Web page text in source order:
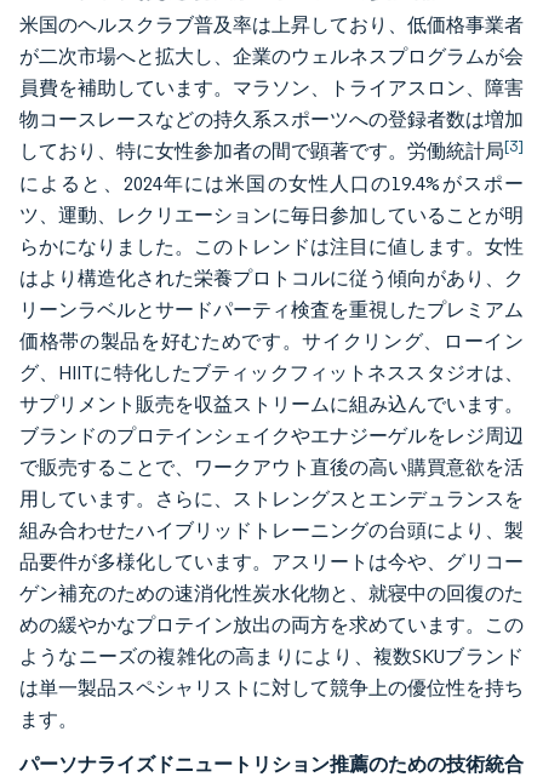
米国のヘルスクラブ普及率は上昇しており、低価格事業者
が二次市場へと拡大し、企業のウェルネスプログラムが会
員費を補助しています。マラソン、トライアスロン、障害
物コースレースなどの持久系スポーツへの登録者数は増加
しており、特に女性参加者の間で顕著です。労働統計局[3]
によると、2024年には米国の女性人口の19.4%がスポー
ツ、運動、レクリエーションに毎日参加していることが明
らかになりました。このトレンドは注目に値します。女性
はより構造化された栄養プロトコルに従う傾向があり、ク
リーンラベルとサードパーティ検査を重視したプレミアム
価格帯の製品を好むためです。サイクリング、ローイン
グ、HIITに特化したブティックフィットネススタジオは、
サプリメント販売を収益ストリームに組み込んでいます。
ブランドのプロテインシェイクやエナジーゲルをレジ周辺
で販売することで、ワークアウト直後の高い購買意欲を活
用しています。さらに、ストレングスとエンデュランスを
組み合わせたハイブリッドトレーニングの台頭により、製
品要件が多様化しています。アスリートは今や、グリコー
ゲン補充のための速消化性炭水化物と、就寝中の回復のた
めの緩やかなプロテイン放出の両方を求めています。この
ようなニーズの複雑化の高まりにより、複数SKUブランド
は単一製品スペシャリストに対して競争上の優位性を持ち
ます。
パーソナライズドニュートリション推薦のための技術統合